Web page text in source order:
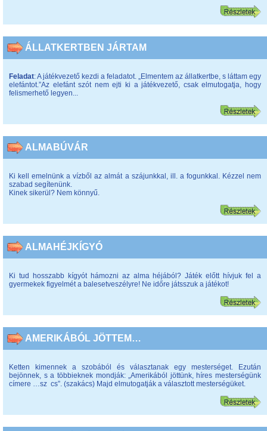
ÁLLATKERTBEN JÁRTAM
Feladat: A játékvezető kezdi a feladatot. „Elmentem az állatkertbe, s láttam egy
elefántot.”Az elefánt szót nem ejti ki a játékvezető, csak elmutogatja, hogy
felismerhető legyen...
ALMABÚVÁR
Ki kell emelnünk a vízből az almát a szájunkkal, ill. a fogunkkal. Kézzel nem
szabad segítenünk.
Kinek sikerül? Nem könnyű.
ALMAHÉJKÍGYÓ
Ki tud hosszabb kígyót hámozni az alma héjából? Játék előtt hívjuk fel a
gyermekek figyelmét a balesetveszélyre! Ne időre játsszuk a játékot!
AMERIKÁBÓL JÖTTEM…
Ketten kimennek a szobából és választanak egy mesterséget. Ezután
bejönnek, s a többieknek mondják: „Amerikából jöttünk, híres mesterségünk
címere …sz cs”. (szakács) Majd elmutogatják a választott mesterségüket.